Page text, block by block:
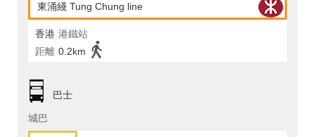
東涌綫 Tung Chung line
香港 港鐵站
距離 0.2km
巴士
城巴